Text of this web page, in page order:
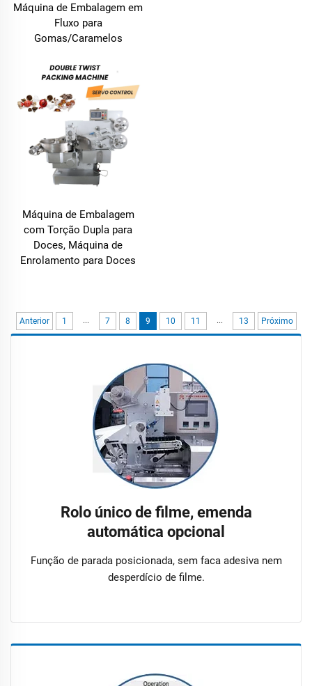
Máquina de Embalagem em
Fluxo para
Gomas/Caramelos
Máquina de Embalagem
com Torção Dupla para
Doces, Máquina de
Enrolamento para Doces
Anterior 1 ... 7 8 9 10 11 ... 13 Próximo
Rolo único de filme, emenda
automática opcional
Função de parada posicionada, sem faca adesiva nem
desperdício de filme.